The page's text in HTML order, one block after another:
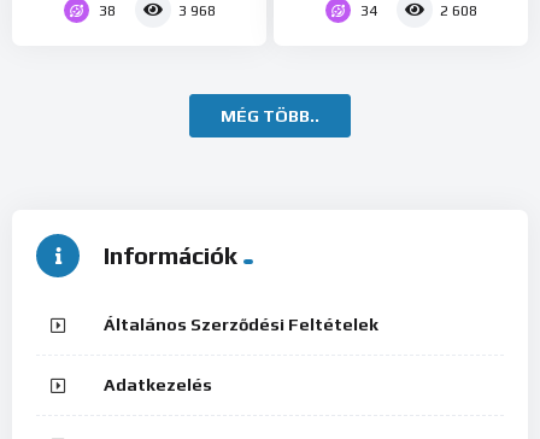
38 3 968 34 2 608
MÉG TÖBB..
Információk
Általános Szerződési Feltételek
Adatkezelés